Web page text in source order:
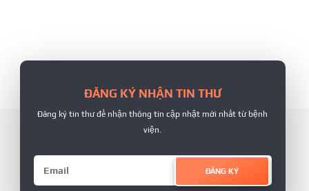
ĐĂNG KÝ NHẬN TIN THƯ
Đăng ký tin thư để nhận thông tin cập nhật mới nhất từ bệnh
viện.
ĐĂNG KÝ